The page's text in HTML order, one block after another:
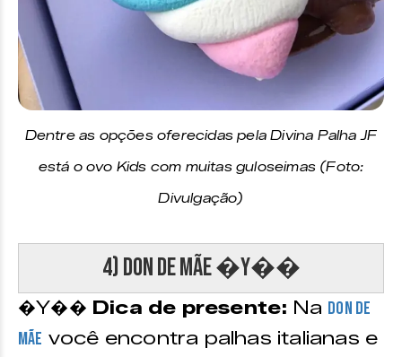
Dentre as opções oferecidas pela Divina Palha JF
está o ovo Kids com muitas guloseimas (Foto:
Divulgação)
4) Don de Mãe �Y��
�Y�� Dica de presente: Na Don de
Mãe você encontra palhas italianas e